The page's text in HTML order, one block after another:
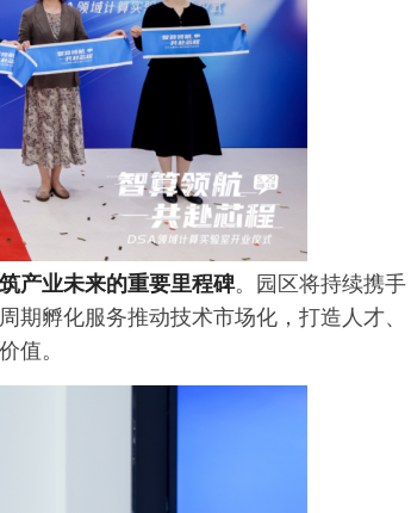
产业未来的重要里程碑。园区将持续携手
孵化服务推动技术市场化，打造人才、
值。